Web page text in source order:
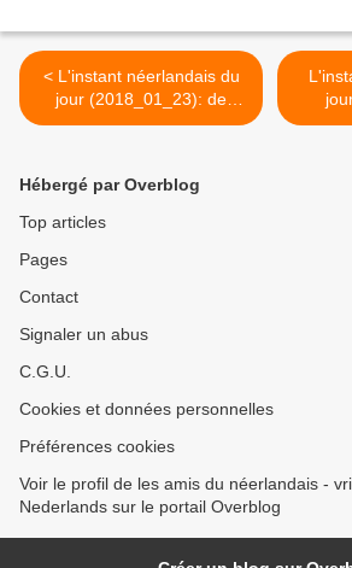
< L'instant néerlandais du
jour (2018_01_23): de
Eerste Minister
Hébergé par Overblog
Top articles
Pages
Contact
Signaler un abus
C.G.U.
Cookies et données personnelles
Préférences cookies
Voir le profil de les amis du néerlandais -
Nederlands sur le portail Overblog